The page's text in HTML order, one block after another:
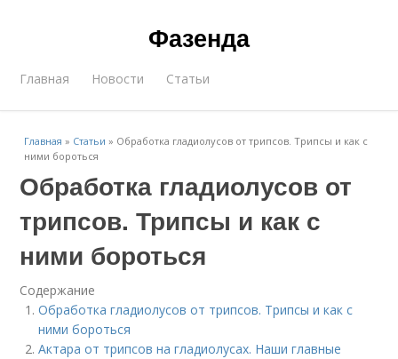
Фазенда
Главная Новости Статьи
Главная » Статьи » Обработка гладиолусов от трипсов. Трипсы и как с
ними бороться
Обработка гладиолусов от
трипсов. Трипсы и как с
ними бороться
Содержание
Обработка гладиолусов от трипсов. Трипсы и как с
ними бороться
Актара от трипсов на гладиолусах. Наши главные